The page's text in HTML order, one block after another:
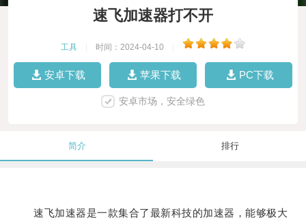
速飞加速器打不开
工具 时间：2024-04-10
安卓下载 苹果下载 PC下载
安卓市场，安全绿色
简介 排行
速飞加速器是一款集合了最新科技的加速器，能够极大